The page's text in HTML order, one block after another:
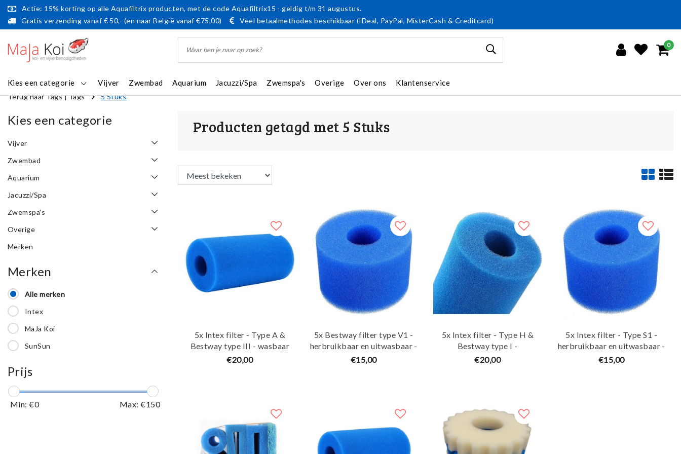
Actie: 15% korting op alle Aquafiltrix producten, met de code Aquafiltrix15 - geldig t/m 31 augustus.
Gratis verzending vanaf € 50,- (en naar België vanaf €75,00)
Veel betaalmethodes beschikbaar (IDeal, PayPal, MisterCash & Creditcard)
0
Kies een categorie Vijver Zwembad Aquarium Jacuzzi/Spa Zwemspa's Overige Over ons Klantenservice
Terug naar Tags|Tags 5 Stuks
Kies een categorie
Vijver
Zwembad
Aquarium
Jacuzzi/Spa
Zwemspa's
Overige
Merken
Merken
Alle merken
Intex
MaJa Koi
SunSun
Prijs
Min: €0 Max: €150
Producten getagd met 5 Stuks
5x Intex filter - Type A &
Bestway type III - wasbaar
en herbruikbaar - Maja Koi
€20,00
5x Bestway filter type V1 -
herbruikbaar en uitwasbaar -
Maja Koi
€15,00
5x Intex filter - Type H &
Bestway type I -
herbruikbaar en uitwasbaar -
€20,00
5x Intex filter - Type S1 -
herbruikbaar en uitwasbaar -
Maja Koi
€15,00